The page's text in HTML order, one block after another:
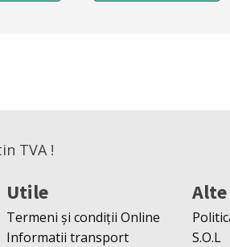
TVA !
Utile
Termeni și condiții Online
Informatii transport
S.O.L